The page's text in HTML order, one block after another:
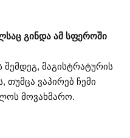
გინდა ამ სფეროში
მაგისტრატურის
თუმცა ვაპირებ ჩემი
მოვახმარო.